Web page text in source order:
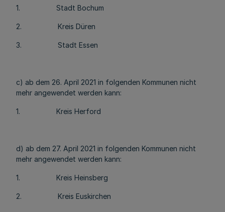
1. Stadt Bochum
2. Kreis Düren
3. Stadt Essen
c) ab dem 26. April 2021 in folgenden Kommunen nicht
mehr angewendet werden kann:
1. Kreis Herford
d) ab dem 27. April 2021 in folgenden Kommunen nicht
mehr angewendet werden kann:
1. Kreis Heinsberg
2. Kreis Euskirchen